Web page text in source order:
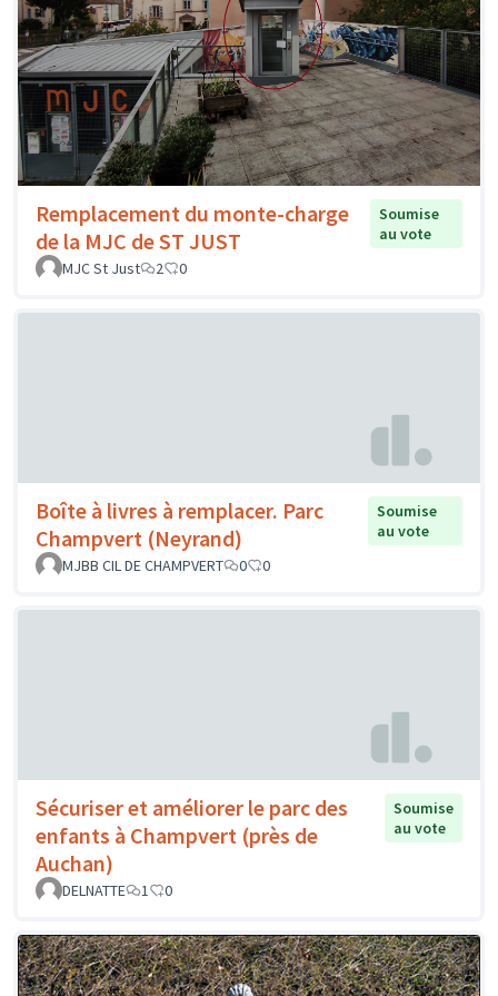
Remplacement du monte-charge
de la MJC de ST JUST
Soumise
au vote
MJC St Just
2 0
Boîte à livres à remplacer. Parc
Champvert (Neyrand)
Soumise
au vote
MJBB CIL DE CHAMPVERT
0 0
Sécuriser et améliorer le parc des
enfants à Champvert (près de
Auchan)
Soumise
au vote
DELNATTE 1 0